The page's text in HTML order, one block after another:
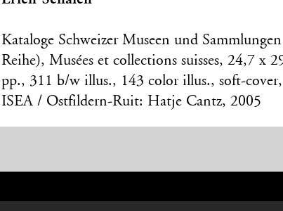
Kataloge Schweizer Museen und
Reihe), Musées et collections suisses, 24,7 x
pp., 311 b/w illus., 143 color illus., soft-
ISEA / Ostfildern-Ruit: Hatje Cantz, 2005